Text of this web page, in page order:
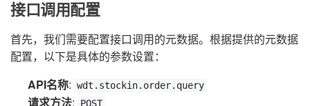
接口调用配置
首先，我们需要配置接口调用的元数据。根据提供的元数据
配置，以下是具体的参数设置：
API名称: wdt.stockin.order.query
请求方法: POST